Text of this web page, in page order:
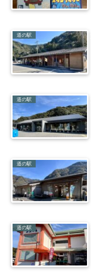
道の駅
道の駅
道の駅
道の駅